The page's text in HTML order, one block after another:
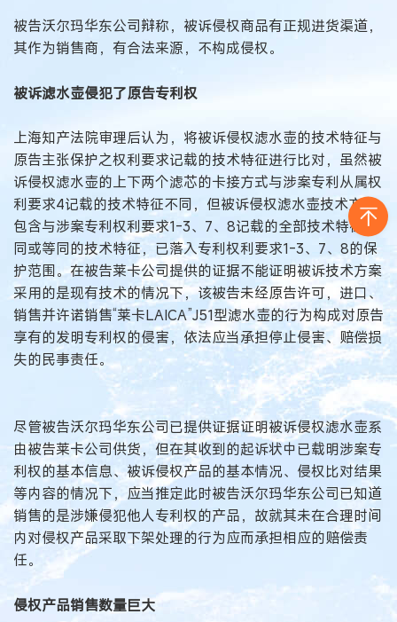
被告沃尔玛华东公司辩称，被诉侵权商品有正规进货渠道，
其作为销售商，有合法来源，不构成侵权。
被诉滤水壶侵犯了原告专利权
上海知产法院审理后认为，将被诉侵权滤水壶的技术特征与
原告主张保护之权利要求记载的技术特征进行比对，虽然被
诉侵权滤水壶的上下两个滤芯的卡接方式与涉案专利从属权
利要求4记载的技术特征不同，但被诉侵权滤水壶技术方案
包含与涉案专利权利要求1-3、7、8记载的全部技术特征相
同或等同的技术特征，已落入专利权利要求1-3、7、8的保
护范围。在被告莱卡公司提供的证据不能证明被诉技术方案
采用的是现有技术的情况下，该被告未经原告许可，进口、
销售并许诺销售“莱卡LAICA”J51型滤水壶的行为构成对原告
享有的发明专利权的侵害，依法应当承担停止侵害、赔偿损
失的民事责任。
尽管被告沃尔玛华东公司已提供证据证明被诉侵权滤水壶系
由被告莱卡公司供货，但在其收到的起诉状中已载明涉案专
利权的基本信息、被诉侵权产品的基本情况、侵权比对结果
等内容的情况下，应当推定此时被告沃尔玛华东公司已知道
销售的是涉嫌侵犯他人专利权的产品，故就其未在合理时间
内对侵权产品采取下架处理的行为应而承担相应的赔偿责
任。
侵权产品销售数量巨大